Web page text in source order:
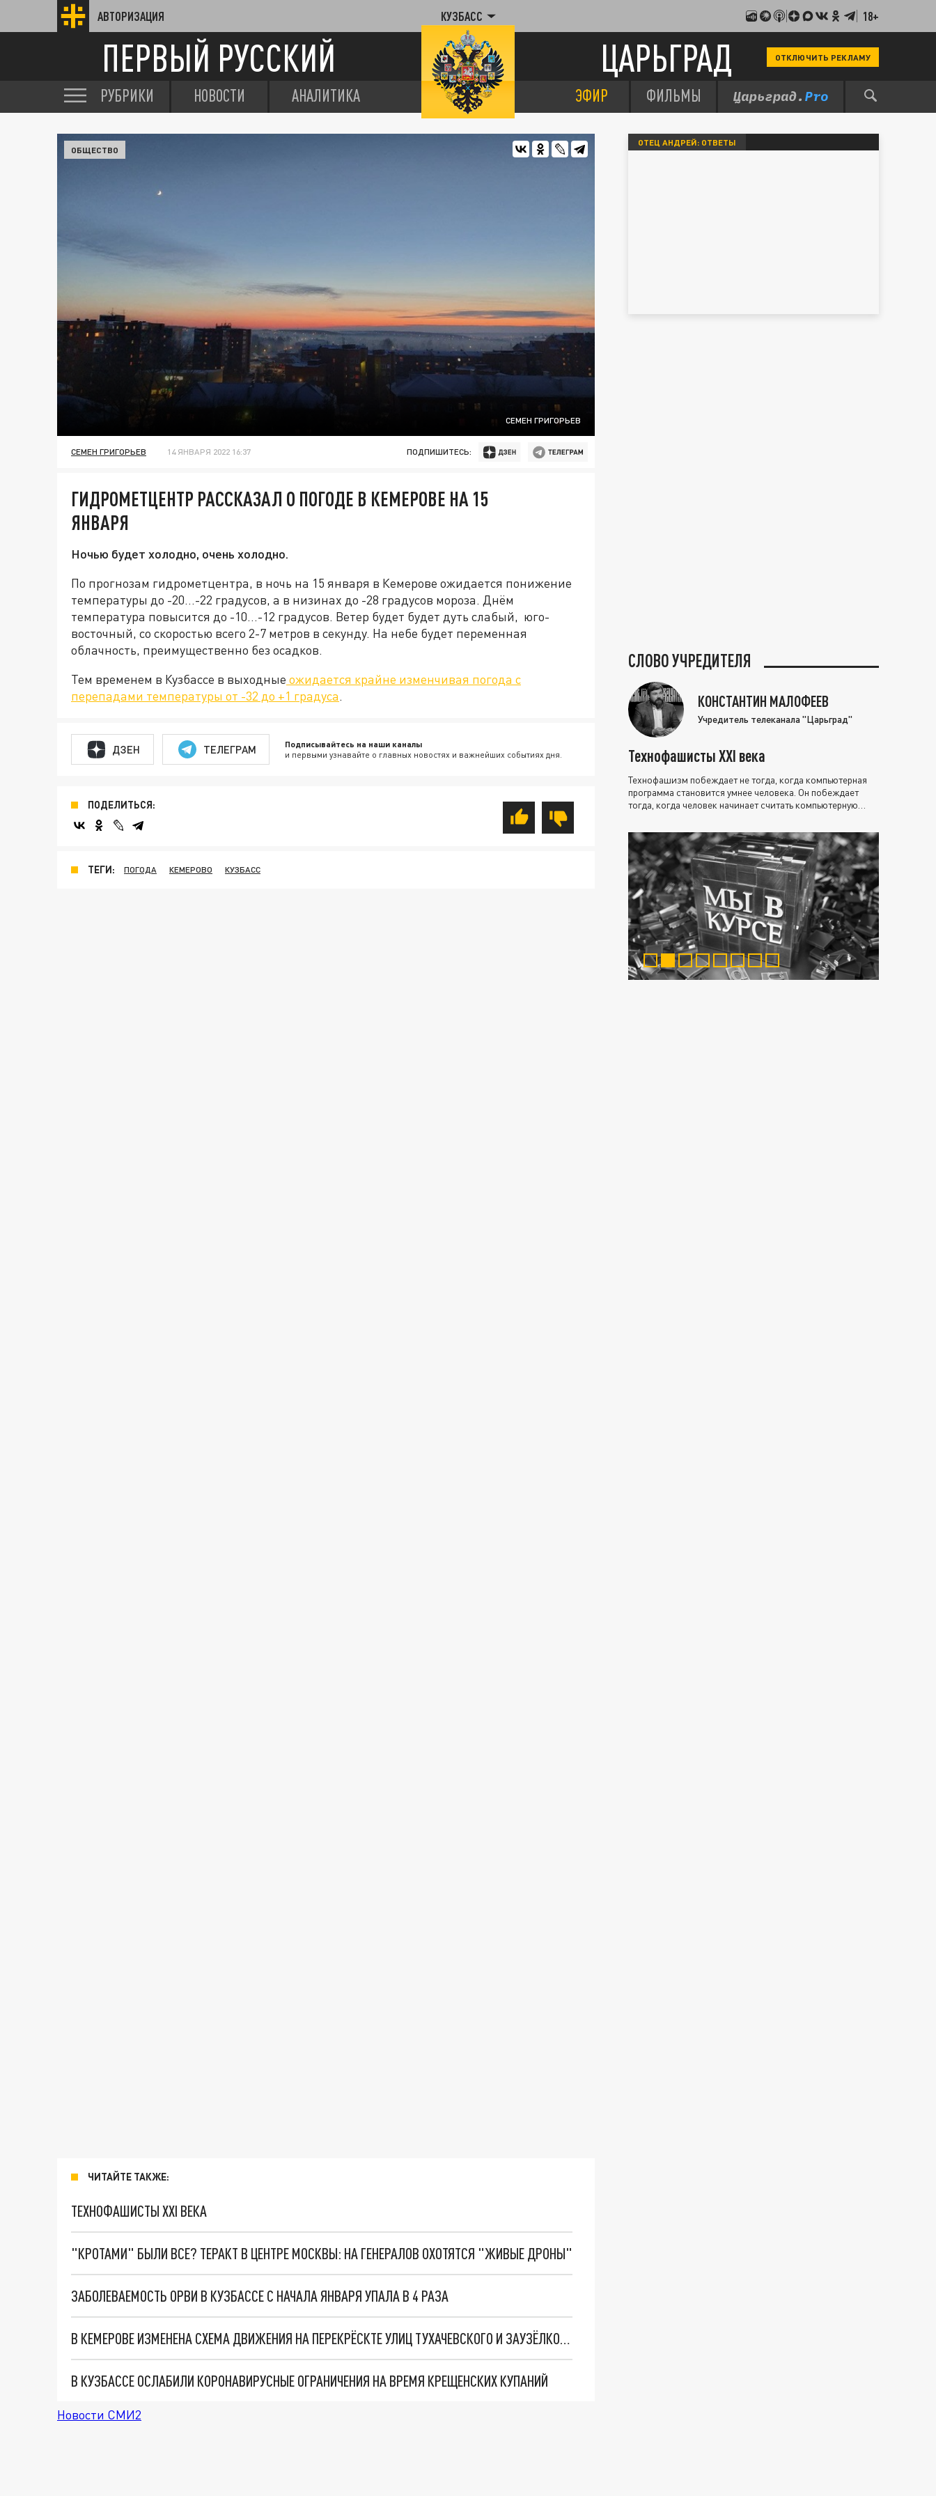
АВТОРИЗАЦИЯ КУЗБАСС 18+
ПЕРВЫЙ РУССКИЙ ЦАРЬГРАД ОТКЛЮЧИТЬ РЕКЛАМУ
РУБРИКИ НОВОСТИ АНАЛИТИКА ЭФИР ФИЛЬМЫ
СЕМЕН ГРИГОРЬЕВ
ОБЩЕСТВО
СЕМЕН ГРИГОРЬЕВ 14 ЯНВАРЯ 2022 16:37 ПОДПИШИТЕСЬ:
ГИДРОМЕТЦЕНТР РАССКАЗАЛ О ПОГОДЕ В КЕМЕРОВЕ НА 15
ЯНВАРЯ
Ночью будет холодно, очень холодно.
По прогнозам гидрометцентра, в ночь на 15 января в Кемерове ожидается понижение
температуры до -20…-22 градусов, а в низинах до -28 градусов мороза. Днём
температура повысится до -10…-12 градусов. Ветер будет будет дуть слабый, юго-
восточный, со скоростью всего 2-7 метров в секунду. На небе будет переменная
облачность, преимущественно без осадков.
Тем временем в Кузбассе в выходные ожидается крайне изменчивая погода с
перепадами температуры от -32 до +1 градуса.
ДЗЕН ТЕЛЕГРАМ Подписывайтесь на наши каналы
и первыми узнавайте о главных новостях и важнейших событиях дня.
ПОДЕЛИТЬСЯ:
ТЕГИ: ПОГОДА КЕМЕРОВО КУЗБАСС
ЧИТАЙТЕ ТАКЖЕ:
ТЕХНОФАШИСТЫ XXI ВЕКА
"КРОТАМИ" БЫЛИ ВСЕ? ТЕРАКТ В ЦЕНТРЕ МОСКВЫ: НА ГЕНЕРАЛОВ ОХОТЯТСЯ "ЖИВЫЕ ДРОНЫ"
ЗАБОЛЕВАЕМОСТЬ ОРВИ В КУЗБАССЕ С НАЧАЛА ЯНВАРЯ УПАЛА В 4 РАЗА
В КЕМЕРОВЕ ИЗМЕНЕНА СХЕМА ДВИЖЕНИЯ НА ПЕРЕКРЁСКТЕ УЛИЦ ТУХАЧЕВСКОГО И ЗАУЗЁЛКОВА
В КУЗБАССЕ ОСЛАБИЛИ КОРОНАВИРУСНЫЕ ОГРАНИЧЕНИЯ НА ВРЕМЯ КРЕЩЕНСКИХ КУПАНИЙ
Новости СМИ2
ОТЕЦ АНДРЕЙ: ОТВЕТЫ
СЛОВО УЧРЕДИТЕЛЯ
КОНСТАНТИН МАЛОФЕЕВ
Учредитель телеканала "Царьград"
Технофашисты XXI века
Технофашизм побеждает не тогда, когда компьютерная
программа становится умнее человека. Он побеждает
тогда, когда человек начинает считать компьютерную